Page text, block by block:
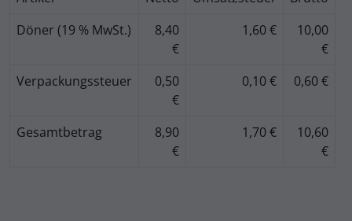
Döner (19 % MwSt.)
8,40
€
1,60 €
10,00
€
Verpackungssteuer
0,50
€
0,10 € 0,60 €
Gesamtbetrag
8,90
€
1,70 €
10,60
€